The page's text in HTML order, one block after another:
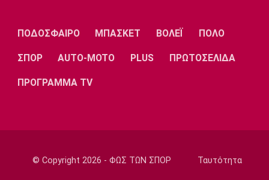
ΠΟΔΟΣΦΑΙΡΟ ΜΠΑΣΚΕΤ ΒΟΛΕΪ ΠΟΛΟ
ΣΠΟΡ AUTO-MOTO PLUS ΠΡΩΤΟΣΕΛΙΔΑ
ΠΡΟΓΡΑΜΜΑ TV
© Copyright 2026 - ΦΩΣ ΤΩΝ ΣΠΟΡ Ταυτότητα